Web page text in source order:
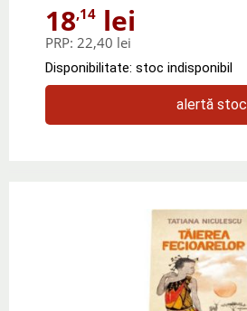
18,14 lei
PRP: 22,40 lei
Disponibilitate: stoc indisponibil
alertă stoc